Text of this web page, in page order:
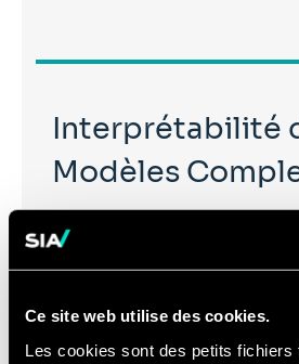
Ce site web utilise des cookies.
Les cookies sont des petits fichiers
Interprétabilité des
Modèles
Face aux besoins croissants dans
modèles complexes, généralement
interpréter leurs résultats. Sia
ses clients dans le développement